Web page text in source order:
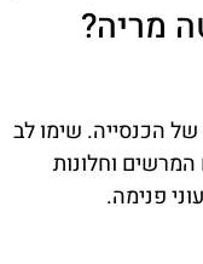
מריה?
של הכנסייה. שימו לב
וחלונות
פנימה.